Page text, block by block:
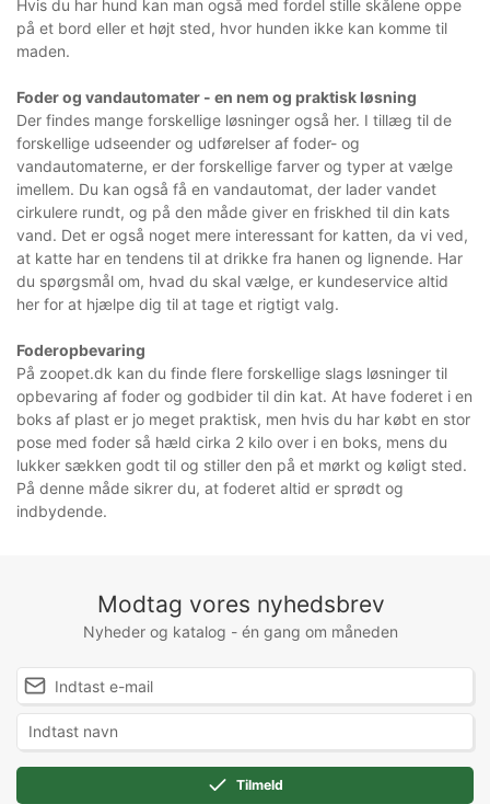
Hvis du har hund kan man også med fordel stille skålene oppe
på et bord eller et højt sted, hvor hunden ikke kan komme til
maden.
Foder og vandautomater - en nem og praktisk løsning
Der findes mange forskellige løsninger også her. I tillæg til de
forskellige udseender og udførelser af foder- og
vandautomaterne, er der forskellige farver og typer at vælge
imellem. Du kan også få en vandautomat, der lader vandet
cirkulere rundt, og på den måde giver en friskhed til din kats
vand. Det er også noget mere interessant for katten, da vi ved,
at katte har en tendens til at drikke fra hanen og lignende. Har
du spørgsmål om, hvad du skal vælge, er kundeservice altid
her for at hjælpe dig til at tage et rigtigt valg.
Foderopbevaring
På zoopet.dk kan du finde flere forskellige slags løsninger til
opbevaring af foder og godbider til din kat. At have foderet i en
boks af plast er jo meget praktisk, men hvis du har købt en stor
pose med foder så hæld cirka 2 kilo over i en boks, mens du
lukker sækken godt til og stiller den på et mørkt og køligt sted.
På denne måde sikrer du, at foderet altid er sprødt og
indbydende.
Modtag vores nyhedsbrev
Nyheder og katalog - én gang om måneden
Tilmeld